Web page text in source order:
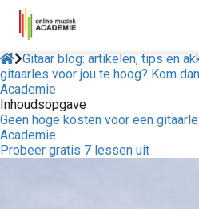
Gitaar blog: artikelen, tips en
gitaarles voor jou te hoog? Kom
Academie
Inhoudsopgave
Geen hoge kosten voor een
Academie
Probeer gratis 7 lessen uit